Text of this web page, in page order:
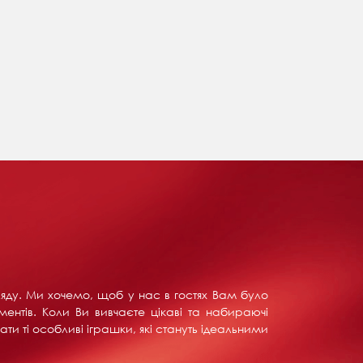
Ми хочемо, щоб у нас в гостях Вам було
Коли Ви вивчаєте цікаві та набираючі
ті особливі іграшки, які стануть ідеальними